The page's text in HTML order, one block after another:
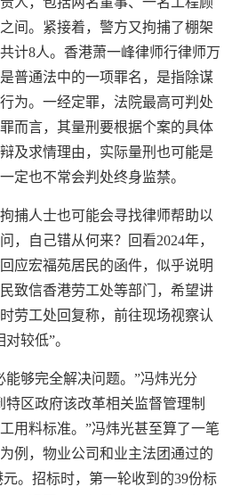
间。紧接着，警方又拘捕了棚架
计8人。香港萧一峰律师行律师万
普通法中的一项罪名，是指除谋
为。一经定罪，法院最高可判处
而言，其量刑要根据个案的具体
及求情理由，实际量刑也可能是
定也不常会判处终身监禁。
捕人士也可能会寻找律师帮助以
，自己错从何来？回看2024年，
应宏福苑居民的函件，似乎说明
致信香港劳工处等部门，希望讲
劳工处回复称，前往现场视察认
较低”。
够完全解决问题。”冯炜光分
区政府该改革相关监督管理制
用料标准。”冯炜光甚至算了一笔
例，物业公司和业主法团通过的
。招标时，第一轮收到的39份标